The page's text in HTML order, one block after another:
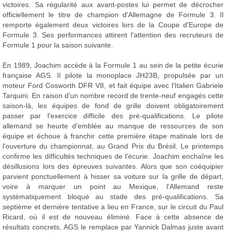
victoires. Sa régularité aux avant-postes lui permet de décrocher
officiellement le titre de champion d'Allemagne de Formule 3. Il
remporte également deux victoires lors de la Coupe d'Europe de
Formule 3. Ses performances attirent l'attention des recruteurs de
Formule 1 pour la saison suivante.
En 1989, Joachim accède à la Formule 1 au sein de la petite écurie
française AGS. Il pilote la monoplace JH23B, propulsée par un
moteur Ford Cosworth DFR V8, et fait équipe avec l'Italien Gabriele
Tarquini. En raison d'un nombre record de trente-neuf engagés cette
saison-là, les équipes de fond de grille doivent obligatoirement
passer par l'exercice difficile des pré-qualifications. Le pilote
allemand se heurte d'emblée au manque de ressources de son
équipe et échoue à franchir cette première étape matinale lors de
l'ouverture du championnat, au Grand Prix du Brésil. Le printemps
confirme les difficultés techniques de l'écurie. Joachim enchaîne les
désillusions lors des épreuves suivantes. Alors que son coéquipier
parvient ponctuellement à hisser sa voiture sur la grille de départ,
voire à marquer un point au Mexique, l'Allemand reste
systématiquement bloqué au stade des pré-qualifications. Sa
septième et dernière tentative a lieu en France, sur le circuit du Paul
Ricard, où il est de nouveau éliminé. Face à cette absence de
résultats concrets, AGS le remplace par Yannick Dalmas juste avant